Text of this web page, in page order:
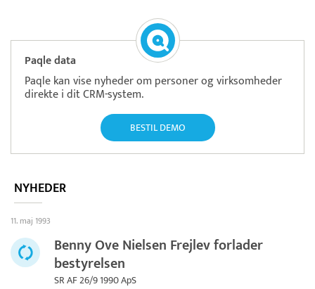
Paqle data
Paqle kan vise nyheder om personer og virksomheder
direkte i dit CRM-system.
BESTIL DEMO
NYHEDER
11. maj 1993
Benny Ove Nielsen Frejlev forlader
bestyrelsen
SR AF 26/9 1990 ApS